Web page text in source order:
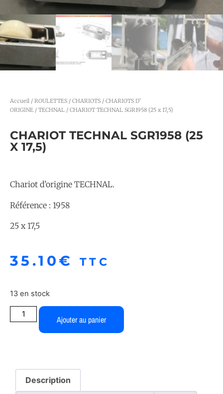
Accueil / ROULETTES / CHARIOTS / CHARIOTS D'
ORIGINE / TECHNAL / CHARIOT TECHNAL SGR1958 (25 x 17,5)
CHARIOT TECHNAL SGR1958 (25
X 17,5)
Chariot d’origine TECHNAL.
Référence : 1958
25 x 17,5
35.10€ TTC
13 en stock
Ajouter au panier
Description